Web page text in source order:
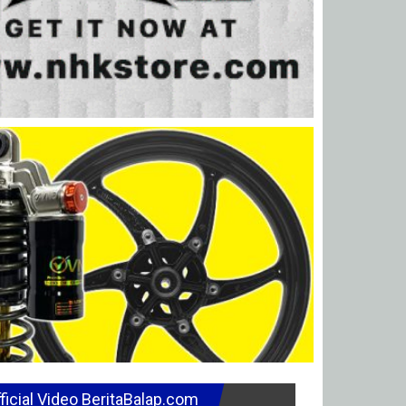
Video BeritaBalap.com